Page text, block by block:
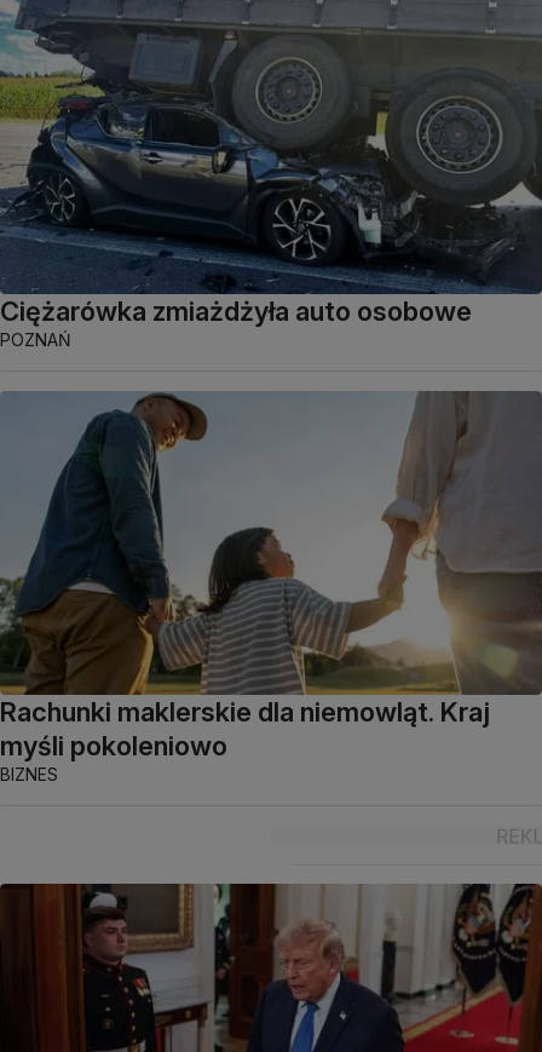
Ciężarówka zmiażdżyła auto osobowe
POZNAŃ
Rachunki maklerskie dla niemowląt. Kraj
myśli pokoleniowo
BIZNES